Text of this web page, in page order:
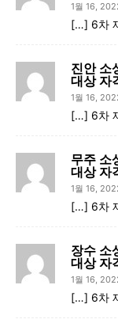
1월 16,
[…] 6차
진안 소
대상 자
1월 16,
[…] 6차
무주 소
대상 자
1월 16,
[…] 6차
장수 소
대상 자
1월 16,
[…] 6차